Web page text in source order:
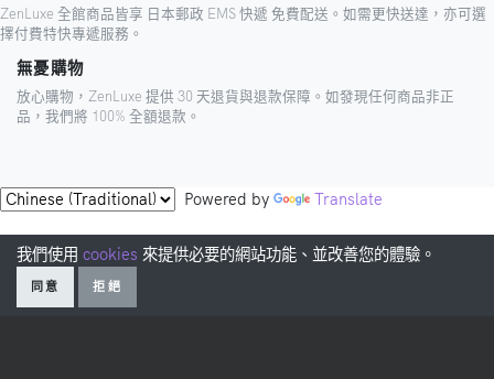
ZenLuxe 全館商品皆享 日本郵政 EMS 快遞 免費配送。如需更快送達，亦可選
擇付費特快專遞服務。
無憂購物
放心購物，ZenLuxe 提供 30 天退貨與退款保障。如發現任何商品非正
品，我們將 100% 全額退款。
Powered by Translate
我們使用 cookies 來提供必要的網站功能、並改善您的體驗。
同意 拒絕